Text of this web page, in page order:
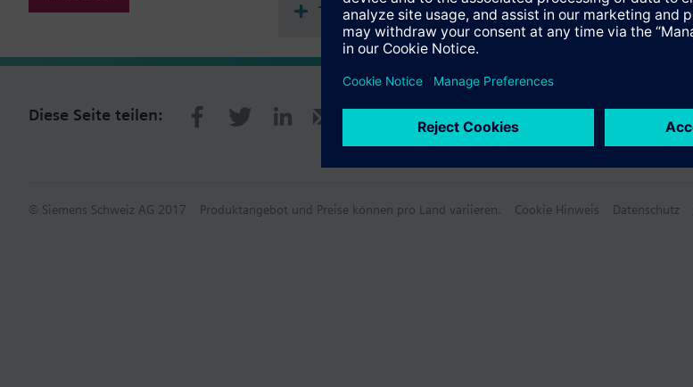
Technische Daten
Diese Seite teilen:
© Siemens Schweiz AG 2017 Produktangebot und Preise können pro Land variieren. Cookie Hinweis Datenschutz